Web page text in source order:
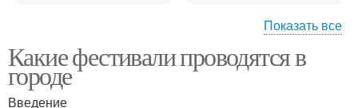
Детский фестиваль
Показать все
Какие фестивали проводятся в
городе
Введение